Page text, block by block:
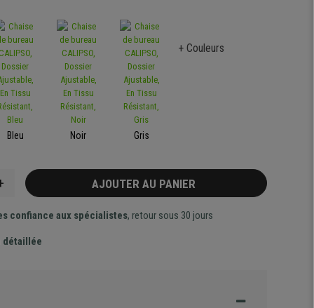
Bleu Noir Gris
+ Couleurs
AJOUTER AU PANIER
confiance aux spécialistes, retour sous 30 jours
détaillée